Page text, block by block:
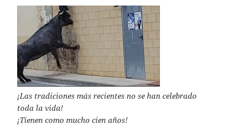
¡Las tradiciones más recientes no se han celebrado
toda la vida!
¡Tienen como mucho cien años!